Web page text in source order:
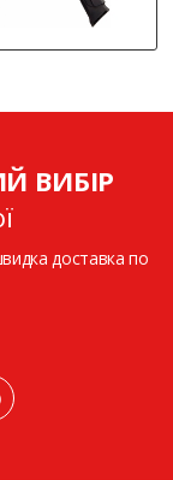
ВИБІР
доставка по